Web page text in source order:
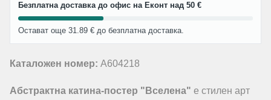
Безплатна доставка до офис на Еконт над 50 €
Остават още 31.89 € до безплатна доставка.
Каталожен номер: A604218
Абстрактна катина-постер "Вселена" е стилен арт